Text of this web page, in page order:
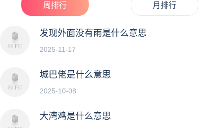
周排行 月排行
发现外面没有雨是什么意思
2025-11-17
城巴佬是什么意思
2025-10-08
大湾鸡是什么意思